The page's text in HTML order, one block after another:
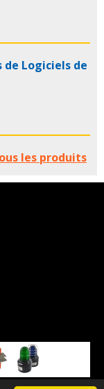
de Logiciels de
les produits